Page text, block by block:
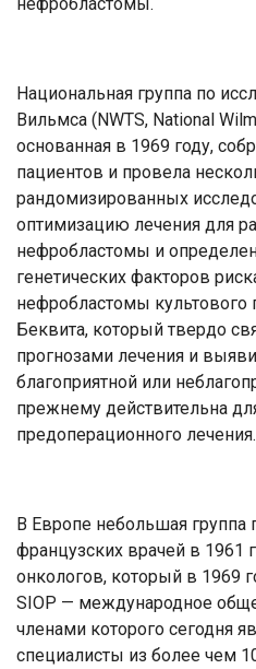
Национальная группа по
Вильмса (NWTS, National
основанная в 1969 году,
пациентов и провела
рандомизированных
оптимизацию лечения для
нефробластомы и
генетических факторов
нефробластомы культового
Беквита, который твердо
прогнозами лечения и
благоприятной или
прежнему действительна
предоперационного лечения.
В Европе небольшая
французских врачей в 1961
онкологов, который в 1969
SIOP — международное
членами которого сегодня
специалисты из более чем